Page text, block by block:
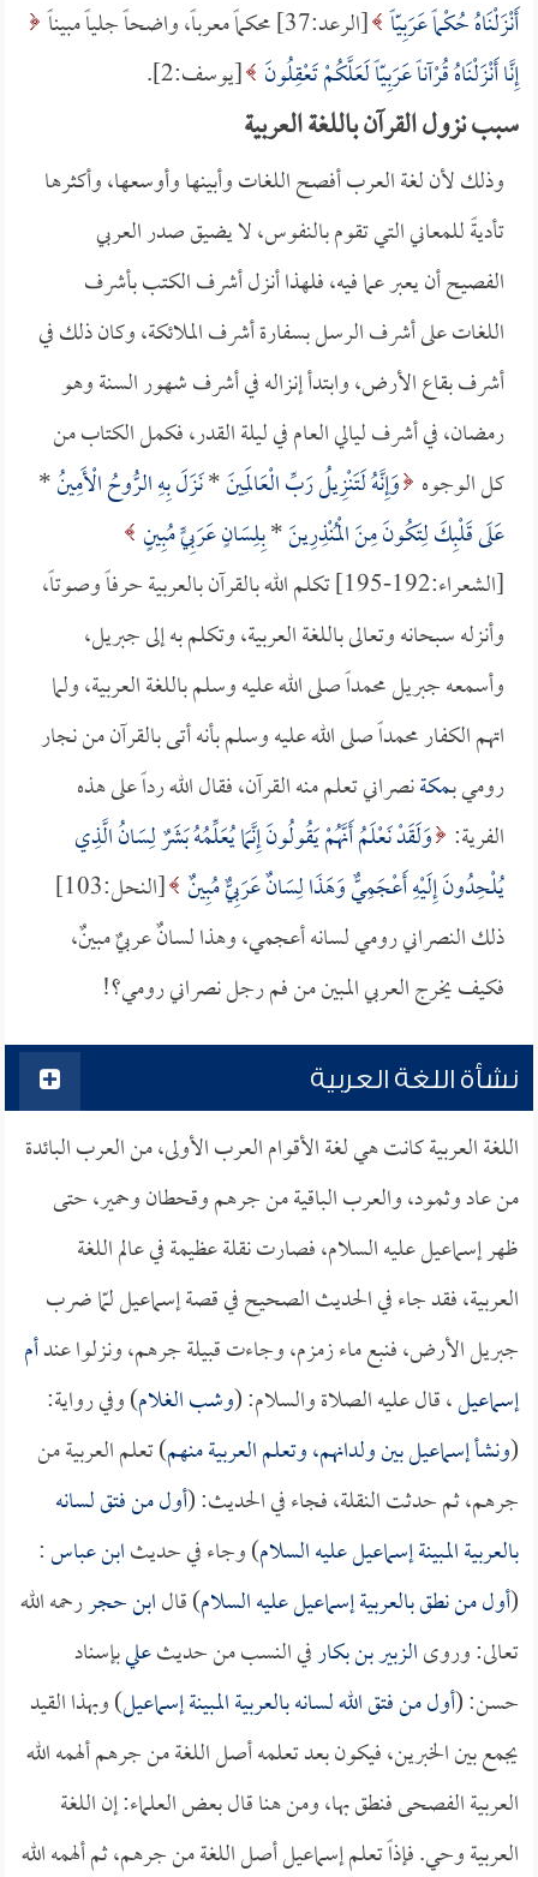
أَنْزَلْنَاهُ حُكْماً عَرَبِيّاً [الرعد:37] محكماً معرباً، واضحاً جلياً مبيناً
إِنَّا أَنْزَلْنَاهُ قُرْآناً عَرَبِيّاً لَعَلَّكُمْ تَعْقِلُونَ [يوسف:2].
سبب نزول القرآن باللغة العربية
وذلك لأن لغة العرب أفصح اللغات وأبينها وأوسعها، وأكثرها
تأديةً للمعاني التي تقوم بالنفوس، لا يضيق صدر العربي
الفصيح أن يعبر عما فيه، فلهذا أنزل أشرف الكتب بأشرف
اللغات على أشرف الرسل بسفارة أشرف الملائكة، وكان ذلك في
أشرف بقاع الأرض، وابتدأ إنزاله في أشرف شهور السنة وهو
رمضان، في أشرف ليالي العام في ليلة القدر، فكمل الكتاب من
كل الوجوه وَإِنَّهُ لَتَنْزِيلُ رَبِّ الْعَالَمِينَ*نَزَلَ بِهِ الرُّوحُ الْأَمِينُ*
عَلَى قَلْبِكَ لِتَكُونَ مِنَ الْمُنْذِرِينَ*بِلِسَانٍ عَرَبِيٍّ مُبِينٍ
[الشعراء:192-195] تكلم الله بالقرآن بالعربية حرفاً وصوتاً،
وأنزله سبحانه وتعالى باللغة العربية، وتكلم به إلى جبريل،
وأسمعه جبريل محمداً صلى الله عليه وسلم باللغة العربية، ولما
اتهم الكفار محمداً صلى الله عليه وسلم بأنه أتى بالقرآن من نجار
رومي بـمكةنصراني تعلم منه القرآن، فقال الله رداً على هذه
الفرية: وَلَقَدْ نَعْلَمُ أَنَّهُمْ يَقُولُونَ إِنَّمَا يُعَلِّمُهُ بَشَرٌ لِسَانُ الَّذِي
يُلْحِدُونَ إِلَيْهِ أَعْجَمِيٌّ وَهَذَا لِسَانٌ عَرَبِيٌّ مُبِينٌ
[النحل:103]
ذلك النصراني رومي لسانه أعجمي، وهذا لسانٌ عربيٌ مبينٌ،
فكيف يخرج العربي المبين من فم رجل نصراني رومي؟!
نشأة اللغة العربية
اللغة العربية كانت هي لغة الأقوام العرب الأولى، من العرب البائدة
من عاد وثمود، والعرب الباقية من جرهم وقحطان وحمير، حتى
ظهر إسماعيل عليه السلام، فصارت نقلة عظيمة في عالم اللغة
العربية، فقد جاء في الحديث الصحيح في قصة إسماعيل لمّا ضرب
جبريل الأرض، فنبع ماء زمزم، وجاءت قبيلة جرهم، ونزلوا عندأم
إسماعيل، قال عليه الصلاة والسلام: (وشب الغلام) وفي رواية:
(ونشأ إسماعيل بين ولدانهم، وتعلم العربية منهم) تعلم العربية من
جرهم، ثم حدثت النقلة، فجاء في الحديث: (أول من فتق لسانه
بالعربية المبينة إسماعيل عليه السلام) وجاء في حديثابن عباس:
(أول من نطق بالعربية إسماعيل عليه السلام) قالابن حجررحمه الله
تعالى: وروىالزبير بن بكارفي النسب من حديثعليبإسناد
حسن: (أول من فتق الله لسانه بالعربية المبينة إسماعيل) وبهذا القيد
يجمع بين الخبرين، فيكون بعد تعلمه أصل اللغة من جرهم ألهمه الله
العربية الفصحى فنطق بها، ومن هنا قال بعض العلماء: إن اللغة
العربية وحي. فإذاً تعلم إسماعيل أصل اللغة من جرهم، ثم ألهمه الله